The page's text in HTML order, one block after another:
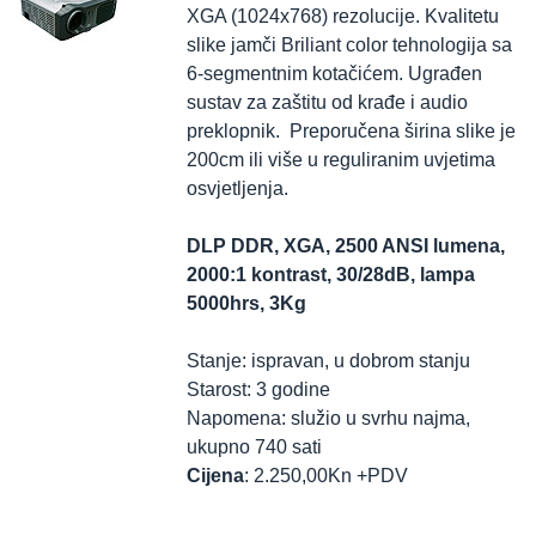
XGA (1024x768) rezolucije. Kvalitetu
slike jamči Briliant color tehnologija sa
6-segmentnim kotačićem. Ugrađen
sustav za zaštitu od krađe i audio
preklopnik. Preporučena širina slike je
200cm ili više u reguliranim uvjetima
osvjetljenja.
DLP DDR, XGA, 2500 ANSI lumena,
2000:1 kontrast, 30/28dB, lampa
5000hrs, 3Kg
Stanje: ispravan, u dobrom stanju
Starost: 3 godine
Napomena: služio u svrhu najma,
ukupno 740 sati
Cijena: 2.250,00Kn +PDV